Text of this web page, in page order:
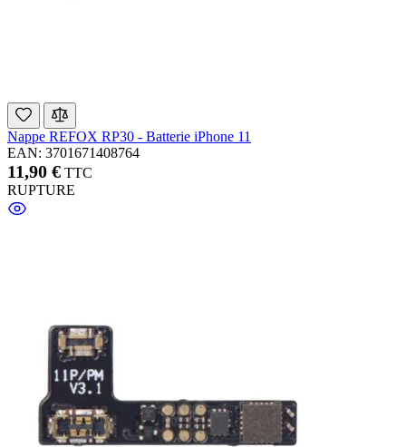
Nappe REFOX RP30 - Batterie iPhone 11
EAN: 3701671408764
11,90 € TTC
RUPTURE